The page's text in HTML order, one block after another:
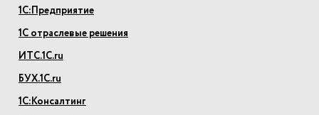
1С:Предприятие
1С отраслевые решения
ИТС.1С.ru
БУХ.1С.ru
1С:Консалтинг